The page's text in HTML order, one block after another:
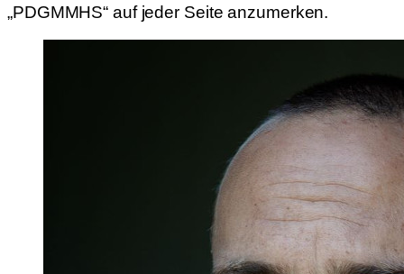
„PDGMMHS“ auf jeder Seite anzumerken.